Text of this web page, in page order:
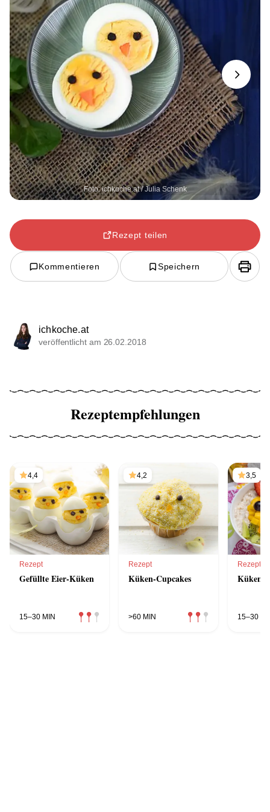
Foto: ichkoche.at / Julia Schenk
Next
Rezept teilen
Kommentieren Speichern
ichkoche.at
veröffentlicht am 26.02.2018
Rezeptempfehlungen
4,4
Rezept
Gefüllte Eier-Küken
15–30 MIN
4,2
Rezept
Küken-Cupcakes
>60 MIN
3,5
Rezept
Küken-
15–30